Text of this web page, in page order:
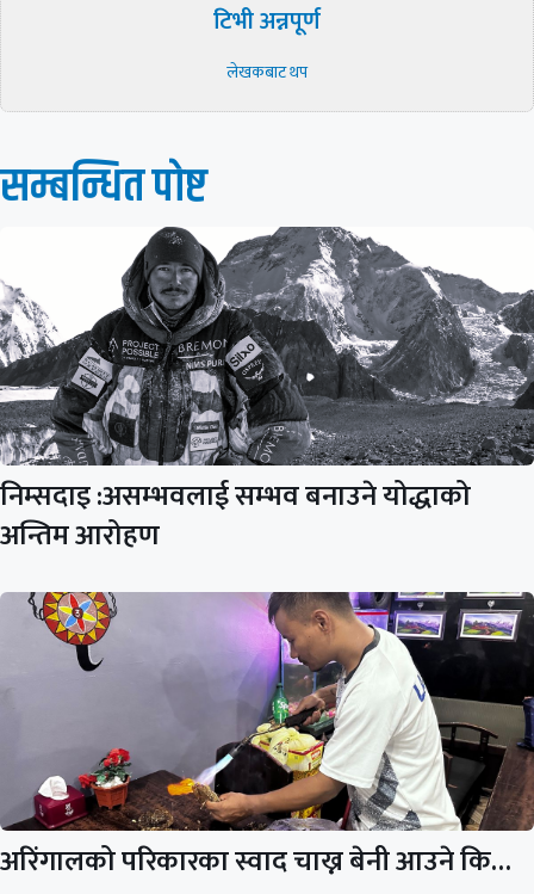
टिभी अन्नपूर्ण
लेखकबाट थप
सम्बन्धित पाेष्ट
निम्सदाइ :असम्भवलाई सम्भव बनाउने योद्धाको
अन्तिम आरोहण
अरिंगालको परिकारका स्वाद चाख्न बेनी आउने कि…